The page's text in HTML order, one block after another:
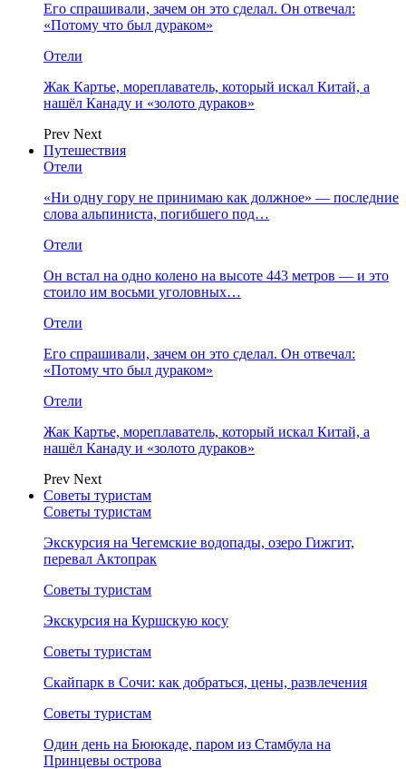
Его спрашивали, зачем он это сделал. Он отвечал:
«Потому что был дураком»
Отели
Жак Картье, мореплаватель, который искал Китай, а
нашёл Канаду и «золото дураков»
Prev Next
Путешествия
Отели
«Ни одну гору не принимаю как должное» — последние
слова альпиниста, погибшего под…
Отели
Он встал на одно колено на высоте 443 метров — и это
стоило им восьми уголовных…
Отели
Его спрашивали, зачем он это сделал. Он отвечал:
«Потому что был дураком»
Отели
Жак Картье, мореплаватель, который искал Китай, а
нашёл Канаду и «золото дураков»
Prev Next
Советы туристам
Советы туристам
Экскурсия на Чегемские водопады, озеро Гижгит,
перевал Актопрак
Советы туристам
Экскурсия на Куршскую косу
Советы туристам
Скайпарк в Сочи: как добраться, цены, развлечения
Советы туристам
Один день на Бююкаде, паром из Стамбула на
Принцевы острова